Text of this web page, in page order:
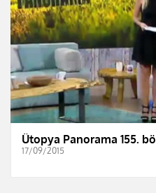
Ütopya Panorama 155.
17/09/2015